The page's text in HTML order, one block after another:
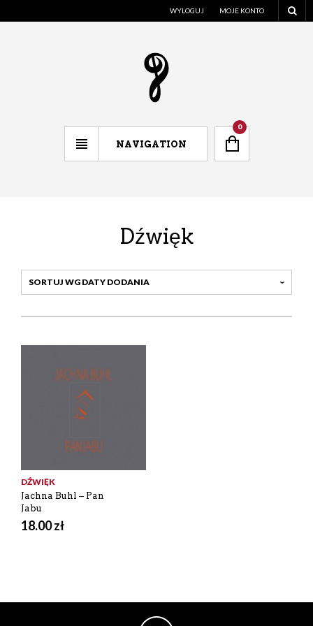
WYLOGUJ MOJE KONTO
NAVIGATION
0
Dźwięk
DŹWIĘK
Jachna Buhl – Pan
Jabu
18.00zł